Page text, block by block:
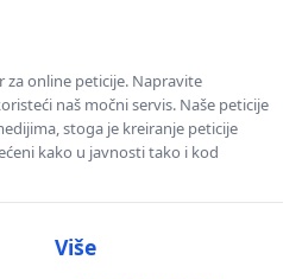
online peticije. Napravite
naš močni servis. Naše peticije
stoga je kreiranje peticije
kako u javnosti tako i kod
Više